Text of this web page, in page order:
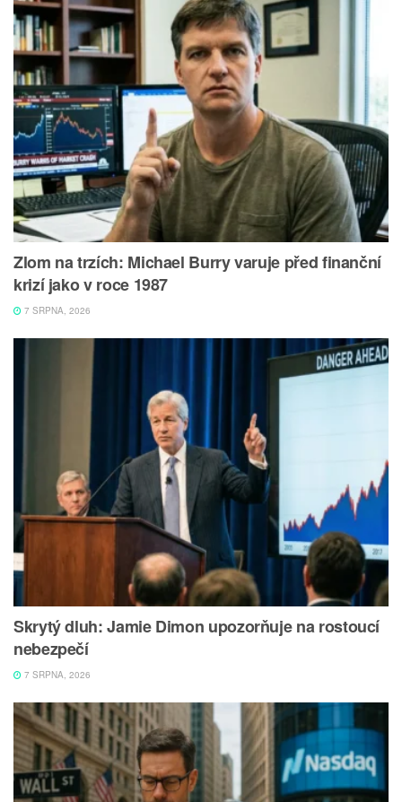
Zlom na trzích: Michael Burry varuje před finanční
krizí jako v roce 1987
7 SRPNA, 2026
Skrytý dluh: Jamie Dimon upozorňuje na rostoucí
nebezpečí
7 SRPNA, 2026